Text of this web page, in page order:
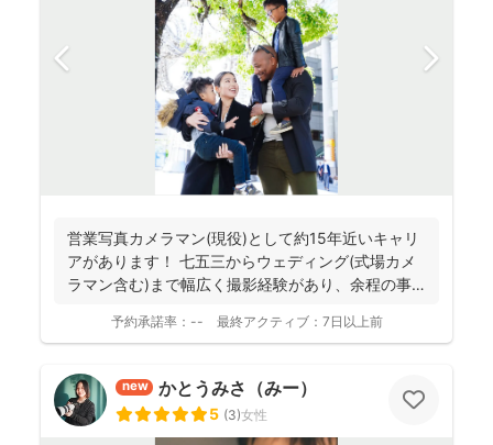
営業写真カメラマン(現役)として約15年近いキャリ
アがあります！ 七五三からウェディング(式場カメ
ラマン含む)まで幅広く撮影経験があり、余程の事
予約承諾率： -- 最終アクティブ： 7日以上前
new かとうみさ（みー）
5 (3)女性